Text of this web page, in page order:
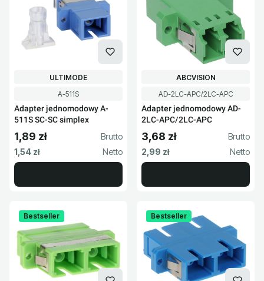
Kod produktu
A-511S
Adapter jednomodowy A-
511S SC-SC simplex
PRODUCENT
ULTIMODE
Cena brutto
1,89 zł
Cena netto
1,54 zł
Kod produktu
AD-2LC-APC/2LC-APC
Adapter jednomodowy AD-
2LC-APC/2LC-APC
PRODUCENT
ABCVISION
Cena brutto
3,68 zł
Cena netto
2,99 zł
Bestseller Bestseller